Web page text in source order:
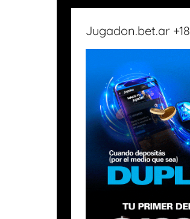
Jugadon.bet.ar +18